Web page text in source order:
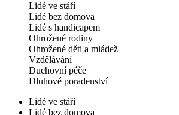
Lidé ve stáří
Lidé bez domova
Lidé s handicapem
Ohrožené rodiny
Ohrožené děti a mládež
Vzdělávání
Duchovní péče
Dluhové poradenství
Lidé ve stáří
Lidé bez domova